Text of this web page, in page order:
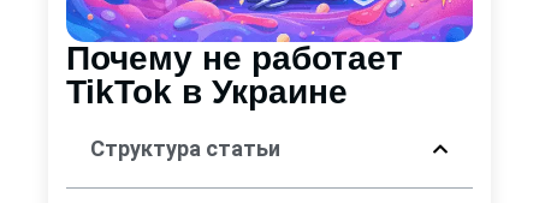
Почему не работает
TikTok в Украине
Структура статьи